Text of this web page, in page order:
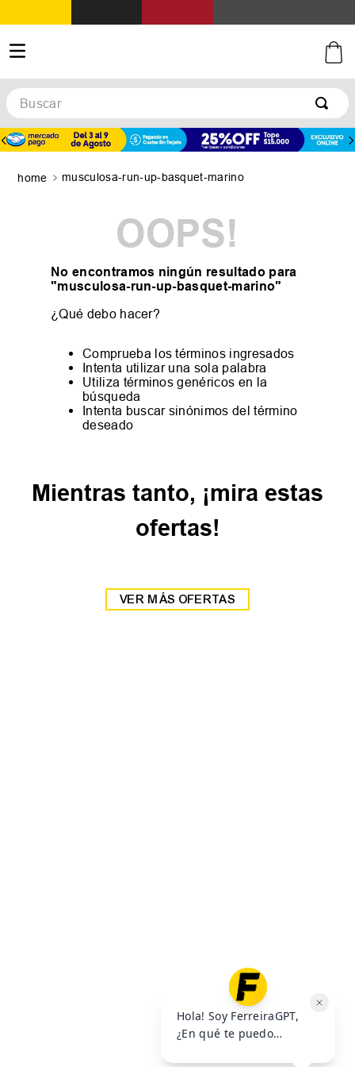
Buscar
musculosa-run-up-basquet-marino
OOPS!
No encontramos ningún resultado para
"musculosa-run-up-basquet-marino"
¿Qué debo hacer?
Comprueba los términos ingresados
Intenta utilizar una sola palabra
Utiliza términos genéricos en la
búsqueda
Intenta buscar sinónimos del término
deseado
Mientras tanto, ¡mira estas
ofertas!
VER MÁS OFERTAS